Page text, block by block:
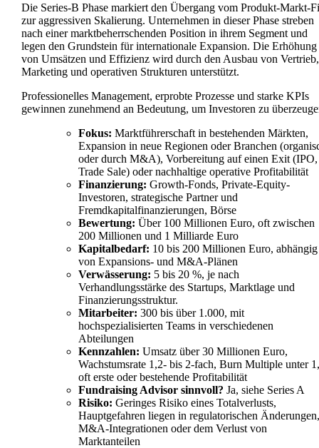
Die Series-B Phase markiert den Übergang vom Produkt-Markt-
zur aggressiven Skalierung. Unternehmen in dieser Phase streben
nach einer marktbeherrschenden Position in ihrem Segment und
legen den Grundstein für internationale Expansion. Die Erhöhung
von Umsätzen und Effizienz wird durch den Ausbau von Vertrieb,
Marketing und operativen Strukturen unterstützt.
Professionelles Management, erprobte Prozesse und starke KPIs
gewinnen zunehmend an Bedeutung, um Investoren zu
Fokus: Marktführerschaft in bestehenden Märkten,
Expansion in neue Regionen oder Branchen
oder durch M&A), Vorbereitung auf einen Exit (IPO,
Trade Sale) oder nachhaltige operative Profitabilität
Finanzierung: Growth-Fonds, Private-Equity-
Investoren, strategische Partner und
Fremdkapitalfinanzierungen, Börse
Bewertung: Über 100 Millionen Euro, oft zwischen
200 Millionen und 1 Milliarde Euro
Kapitalbedarf: 10 bis 200 Millionen Euro, abhängig
von Expansions- und M&A-Plänen
Verwässerung: 5 bis 20 %, je nach
Verhandlungsstärke des Startups, Marktlage und
Finanzierungsstruktur.
Mitarbeiter: 300 bis über 1.000, mit
hochspezialisierten Teams in verschiedenen
Abteilungen
Kennzahlen: Umsatz über 30 Millionen Euro,
Wachstumsrate 1,2- bis 2-fach, Burn Multiple unter
oft erste oder bestehende Profitabilität
Fundraising Advisor sinnvoll? Ja, siehe Series A
Risiko: Geringes Risiko eines Totalverlusts,
Hauptgefahren liegen in regulatorischen Änderungen,
M&A-Integrationen oder dem Verlust von
Marktanteilen